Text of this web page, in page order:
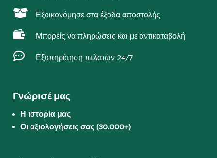
 Εξοικονόμησε στα έξοδα αποστολής
 Μπορείς να πληρώσεις και με αντικαταβολή
 Εξυπηρέτηση πελατών 24/7
Γνώρισέ μας
Η ιστορία μας
Οι αξιολογήσεις σας (30.000+)